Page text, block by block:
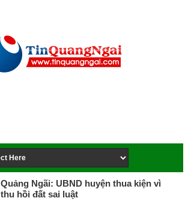
Quảng Ngãi: UBND huyện thua kiện vì
thu hồi đất sai luật